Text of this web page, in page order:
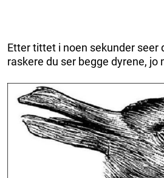
Etter tittet i noen sekunder seer
raskere du ser begge dyrene, jo